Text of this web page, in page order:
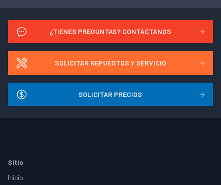
¿TIENES PREGUNTAS? CONTÁCTANOS →
SOLICITAR REPUESTOS Y SERVICIO →
SOLICITAR PRECIOS →
Footer
Sitio
Inicio